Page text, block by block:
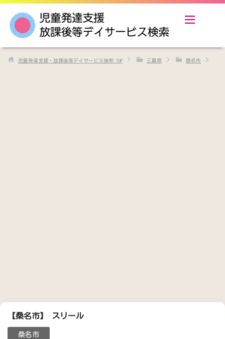
児童発達支援・放課後等デイサービス検索 TOP 三重県 桑名市
【桑名市】 スリール
桑名市